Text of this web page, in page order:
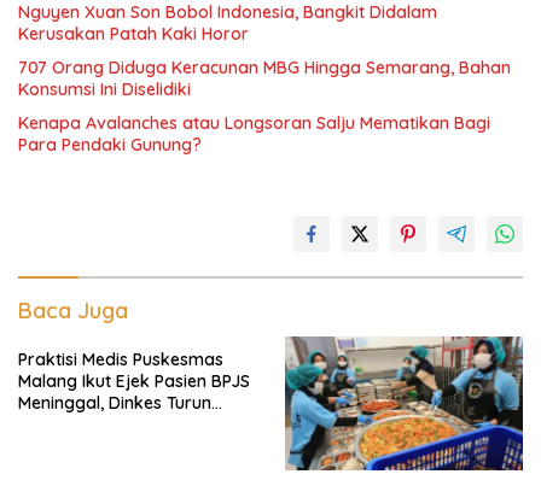
Nguyen Xuan Son Bobol Indonesia, Bangkit Didalam
Kerusakan Patah Kaki Horor
707 Orang Diduga Keracunan MBG Hingga Semarang, Bahan
Konsumsi Ini Diselidiki
Kenapa Avalanches atau Longsoran Salju Mematikan Bagi
Para Pendaki Gunung?
Baca Juga
Praktisi Medis Puskesmas
Malang Ikut Ejek Pasien BPJS
Meninggal, Dinkes Turun